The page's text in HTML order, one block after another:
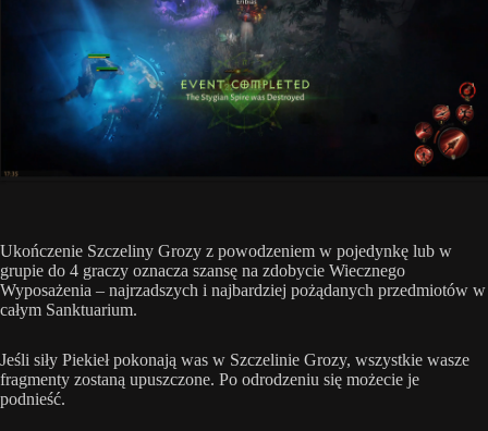
Ukończenie Szczeliny Grozy z powodzeniem w pojedynkę lub w
grupie do 4 graczy oznacza szansę na zdobycie Wiecznego
Wyposażenia – najrzadszych i najbardziej pożądanych przedmiotów w
całym Sanktuarium.
Jeśli siły Piekieł pokonają was w Szczelinie Grozy, wszystkie wasze
fragmenty zostaną upuszczone. Po odrodzeniu się możecie je
podnieść.